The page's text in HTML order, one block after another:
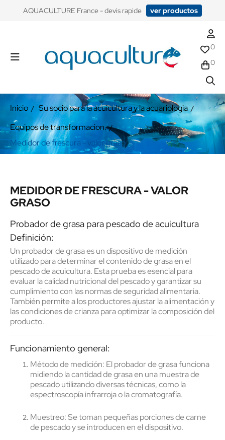
​AQUACULTURE France - devis rapide ver productos
0
0
Inicio
Su socio para la acuicultura y la acuariologia
Equipos de transformacion.
Medidor de frescura - valor graso
MEDIDOR DE FRESCURA - VALOR
GRASO
Probador de grasa para pescado de acuicultura
Definición:
Un probador de grasaes un dispositivo de medición
utilizado paradeterminar el contenido de grasaen el
pescado de acuicultura. Esta prueba es esencial para
evaluar lacalidad nutricionaldel pescado y garantizar su
cumplimiento con lasnormas de seguridad alimentaria.
También permite a los productores ajustar la alimentación y
las condiciones de crianza para optimizar la composición del
producto.
Funcionamiento general:
Método de medición: El probador de grasa funciona
midiendo la cantidad de grasa en una muestra de
pescado utilizando diversas técnicas, como la
espectroscopía infrarrojao lacromatografía.
Muestreo: Se toman pequeñas porciones de carne
de pescado y se introducen en el dispositivo.